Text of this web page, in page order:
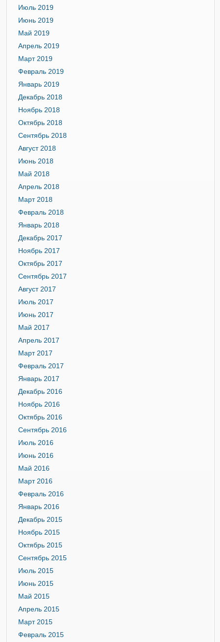
Июль 2019
Июнь 2019
Май 2019
Апрель 2019
Март 2019
Февраль 2019
Январь 2019
Декабрь 2018
Ноябрь 2018
Октябрь 2018
Сентябрь 2018
Август 2018
Июнь 2018
Май 2018
Апрель 2018
Март 2018
Февраль 2018
Январь 2018
Декабрь 2017
Ноябрь 2017
Октябрь 2017
Сентябрь 2017
Август 2017
Июль 2017
Июнь 2017
Май 2017
Апрель 2017
Март 2017
Февраль 2017
Январь 2017
Декабрь 2016
Ноябрь 2016
Октябрь 2016
Сентябрь 2016
Июль 2016
Июнь 2016
Май 2016
Март 2016
Февраль 2016
Январь 2016
Декабрь 2015
Ноябрь 2015
Октябрь 2015
Сентябрь 2015
Июль 2015
Июнь 2015
Май 2015
Апрель 2015
Март 2015
Февраль 2015